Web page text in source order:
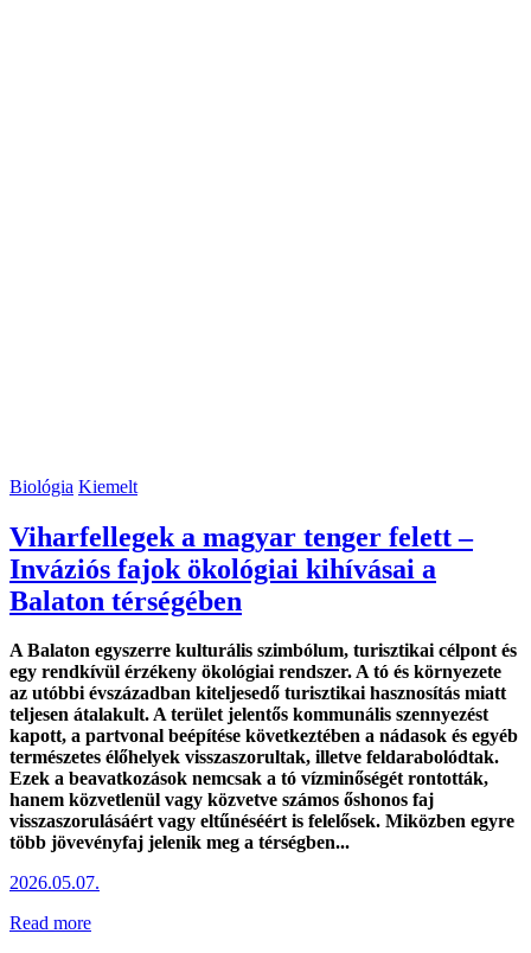
Biológia Kiemelt
Viharfellegek a magyar tenger felett –
Inváziós fajok ökológiai kihívásai a
Balaton térségében
A Balaton egyszerre kulturális szimbólum, turisztikai célpont és
egy rendkívül érzékeny ökológiai rendszer. A tó és környezete
az utóbbi évszázadban kiteljesedő turisztikai hasznosítás miatt
teljesen átalakult. A terület jelentős kommunális szennyezést
kapott, a partvonal beépítése következtében a nádasok és egyéb
természetes élőhelyek visszaszorultak, illetve feldarabolódtak.
Ezek a beavatkozások nemcsak a tó vízminőségét rontották,
hanem közvetlenül vagy közvetve számos őshonos faj
visszaszorulásáért vagy eltűnéséért is felelősek. Miközben egyre
több jövevényfaj jelenik meg a térségben...
2026.05.07.
Read more